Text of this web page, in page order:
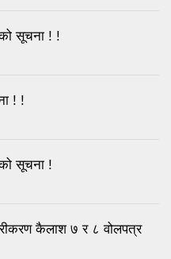
सूचना ! !
! !
सूचना !
कैलाश ७ र ८ वोलपत्र